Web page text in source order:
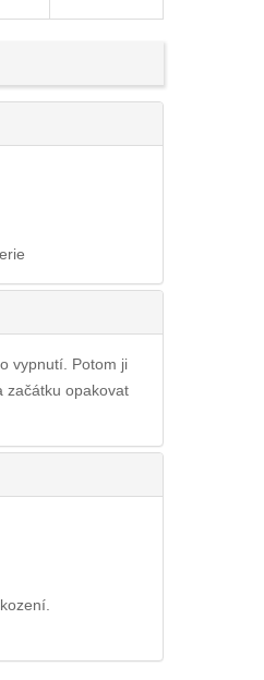
vypnutí. Potom ji
začátku opakovat